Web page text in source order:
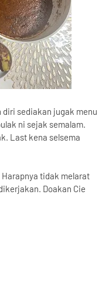
diri sediakan jugak menu
ni sejak semalam.
Last kena selsema
tidak melarat
Doakan Cie